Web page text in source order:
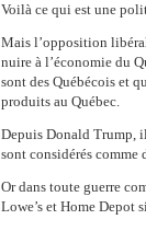
Voilà ce qui est une
Mais l’opposition
nuire à l’économie du
sont des Québécois et
produits au Québec.
Depuis Donald Trump,
sont considérés comme
Or dans toute guerre
Lowe’s et Home Depot